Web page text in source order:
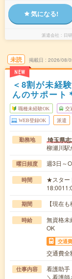
気になる!
派遣会社 日
未読
NEW
掲載日 2026/08/
＜8割が未経
んのサポート
職種未経験OK 交
WEB登録OK 派遣
勤務地 埼玉県
柳瀬川駅
曜日頻度 週3日～
時間
★スター
期間 【現在
時給
無資格
OK
交通費
交通費全
仕事内容
看護助手
＼看護